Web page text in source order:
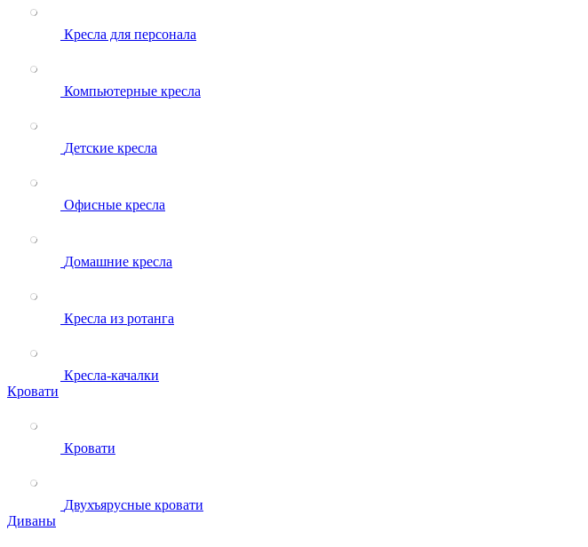
Кресла для персонала
Компьютерные кресла
Детские кресла
Офисные кресла
Домашние кресла
Кресла из ротанга
Кресла-качалки
Кровати
Кровати
Двухъярусные кровати
Диваны